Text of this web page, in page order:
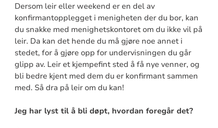
Dersom leir eller weekend er en del av
konfirmantopplegget i menigheten der du bor, kan
du snakke med menighetskontoret om du ikke vil på
leir. Da kan det hende du må gjøre noe annet i
stedet, for å gjøre opp for undervisningen du går
glipp av. Leir et kjempefint sted å få nye venner, og
bli bedre kjent med dem du er konfirmant sammen
med. Så dra på leir om du kan!
Jeg har lyst til å bli døpt, hvordan foregår det?